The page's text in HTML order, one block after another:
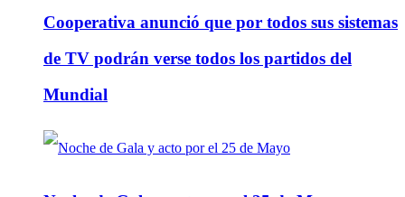
Cooperativa anunció que por todos sus sistemas
de TV podrán verse todos los partidos del
Mundial